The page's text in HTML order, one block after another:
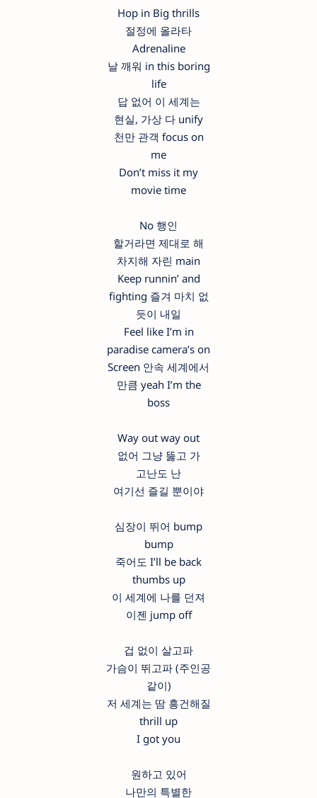
Hop in Big thrills
절정에 올라타
Adrenaline
날 깨워 in this boring
life
답 없어 이 세계는
현실, 가상 다 unify
천만 관객 focus on
me
Don’t miss it my
movie time
No 행인
할거라면 제대로 해
차지해 자린 main
Keep runnin’ and
fighting 즐겨 마치 없
듯이 내일
Feel like I’m in
paradise camera’s on
Screen 안속 세계에서
만큼 yeah I’m the
boss
Way out way out
없어 그냥 뚫고 가
고난도 난
여기선 즐길 뿐이야
심장이 뛰어 bump
bump
죽어도 I’ll be back
thumbs up
이 세계에 나를 던져
이젠 jump off
겁 없이 살고파
가슴이 뛰고파 (주인공
같이)
저 세계는 땀 흥건해질
thrill up
I got you
원하고 있어
나만의 특별한